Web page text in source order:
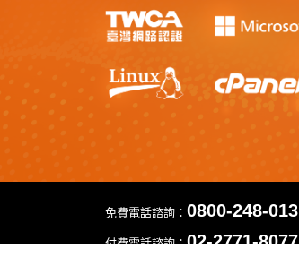
免費電話諮詢： 0800-248-013
付費電話諮詢：02-2771-8077